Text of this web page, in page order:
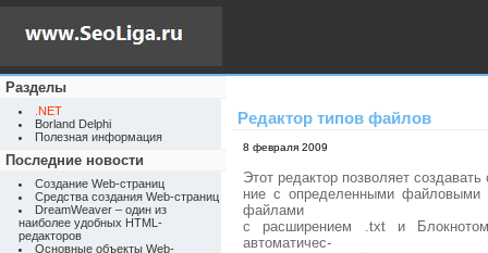
Разделы
.NET
Borland Delphi
Полезная информация
Последние новости
Создание Web-страниц
Средства создания Web-страниц
DreamWeaver – один из
наиболее удобных HTML-
редакторов
Основные объекты Web-
Редактор типов файлов
8 февраля 2009
Этот редактор позволяет
ние с определенными
файлами
с расширением .txt и
автоматичес-